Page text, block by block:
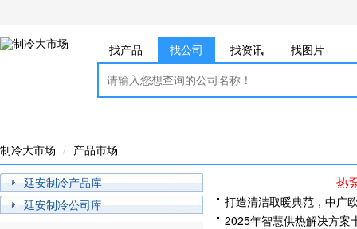
找产品 找公司 找资讯 找图片
制冷大市场 产品市场
延安制冷产品库
延安制冷公司库
热
打造清洁取暖典范，中广
2025年智慧供热解决方案